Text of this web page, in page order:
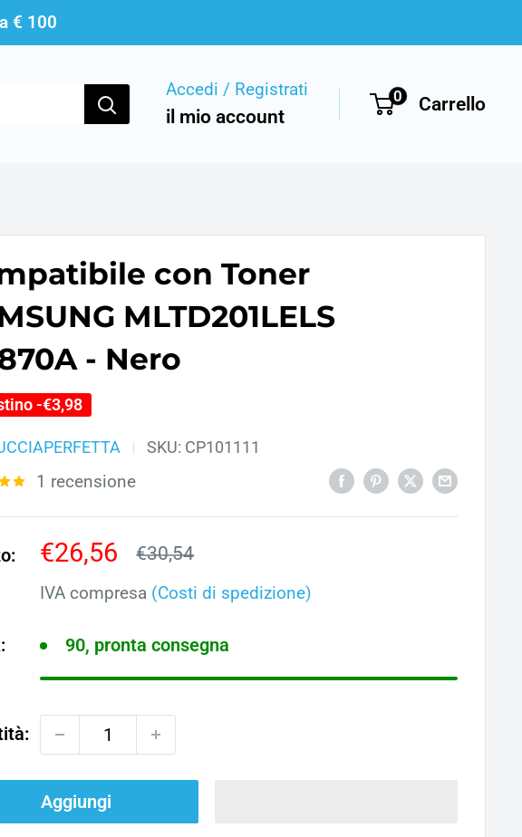
€ 100
Accedi / Registrati
il mio account
0 Carrello
con Toner
MLTD201LELS
- Nero
-€3,98
SKU: CP101111
1 recensione
Prezzo
scontato
€26,56 Prezzo
€30,54
IVA compresa (Costi di spedizione)
90, pronta consegna
Aggiungi